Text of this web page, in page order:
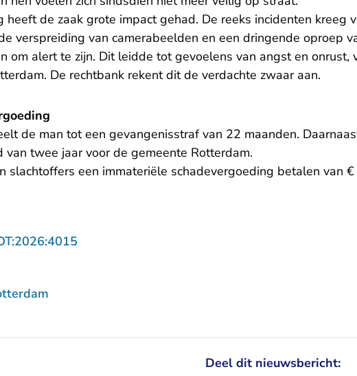
heeft de zaak grote impact gehad. De reeks incidenten kreeg
verspreiding van camerabeelden en een dringende oproep
om alert te zijn. Dit leidde tot gevoelens van angst en onrust,
De rechtbank rekent dit de verdachte zwaar aan.
de man tot een gevangenisstraf van 22 maanden.
van twee jaar voor de gemeente Rotterdam.
slachtoffers een immateriële schadevergoeding betalen van
Deel dit nieuwsbericht: